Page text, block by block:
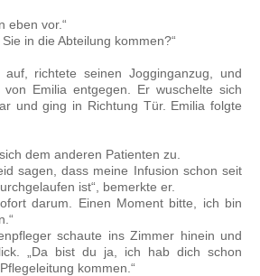
eben vor.“
Sie in die Abteilung kommen?“
richtete seinen Jogginganzug, und
Emilia entgegen. Er wuschelte sich
und ging in Richtung Tür. Emilia folgte
dem anderen Patienten zu.
sagen, dass meine Infusion schon seit
ist“, bemerkte er.
darum. Einen Moment bitte, ich bin
schaute ins Zimmer hinein und
„Da bist du ja, ich hab dich schon
kommen.“